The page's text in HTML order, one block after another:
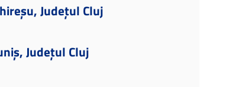
Județul Cluj
Județul Cluj